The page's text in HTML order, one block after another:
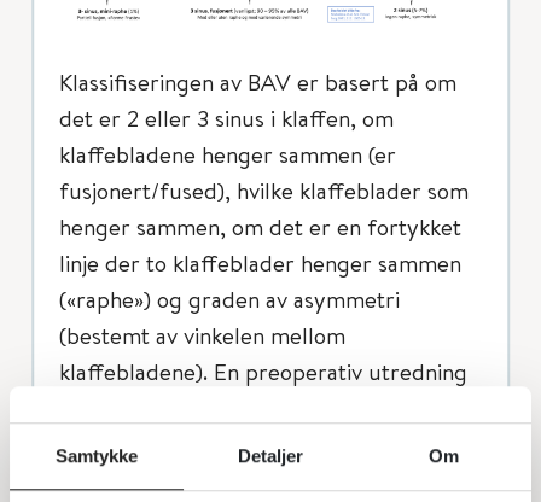
Samtykke Detaljer Om
Klassifiseringen av BAV er basert på om
det er 2 eller 3 sinus i klaffen, om
klaffebladene henger sammen (er
fusjonert/fused), hvilke klaffeblader som
henger sammen, om det er en fortykket
linje der to klaffeblader henger sammen
(«raphe») og graden av asymmetri
(bestemt av vinkelen mellom
klaffebladene). En preoperativ utredning
av de enkelte klaffebladene, men dette er